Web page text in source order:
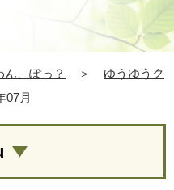
、ぽっ？ ＞
ゆうゆうク
07月